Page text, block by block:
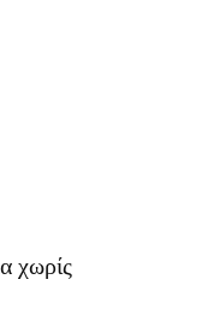
χωρίς